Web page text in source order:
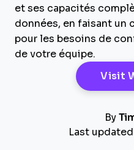
et ses capacités
données, en faisant un
pour les besoins de
de votre équipe.
Visit
By
Last